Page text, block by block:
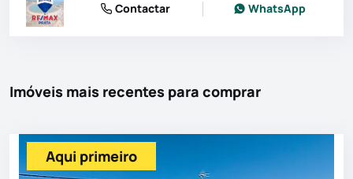
Contactar WhatsApp
Imóveis mais recentes para comprar
Aqui primeiro